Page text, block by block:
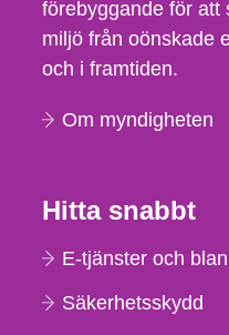
förebyggande för att
miljö från oönskade
och i framtiden.
Om myndigheten
Hitta snabbt
E-tjänster och
Säkerhetsskydd